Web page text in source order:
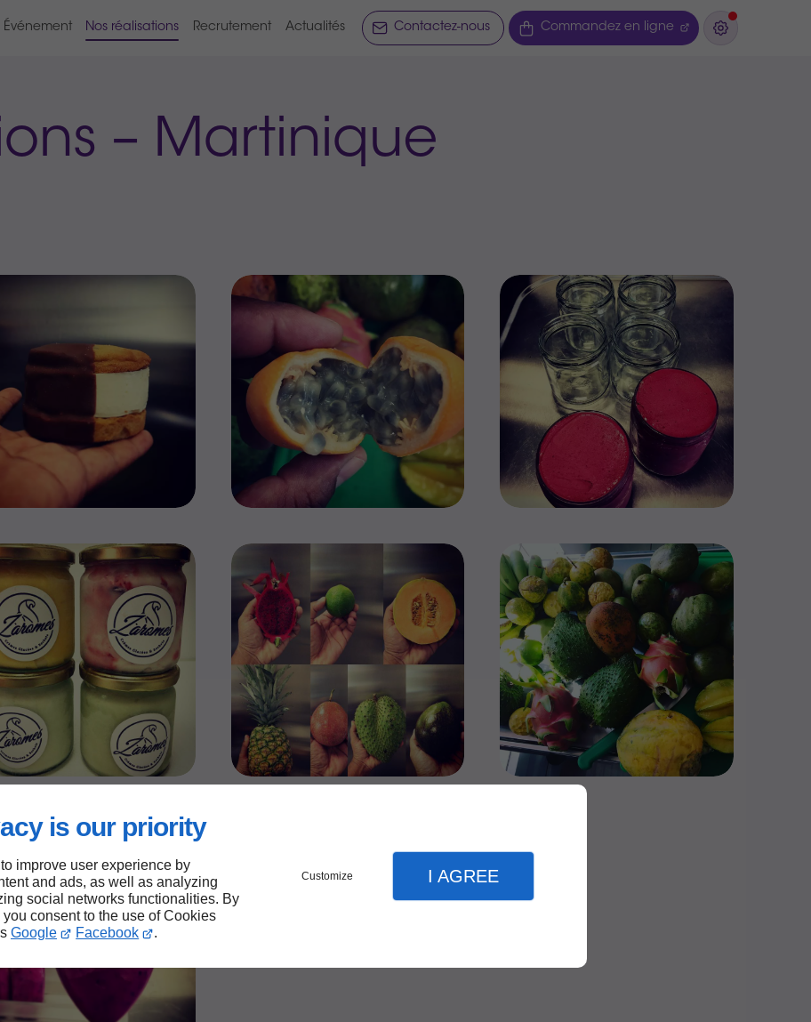
is our priority
improve user experience by
and ads, as well as analyzing
social networks functionalities. By
consent to the use of Cookies
Google Facebook .
Customize I AGREE
Événement Nos réalisations Recrutement Actualités Contactez-nous Commandez en ligne
– Martinique